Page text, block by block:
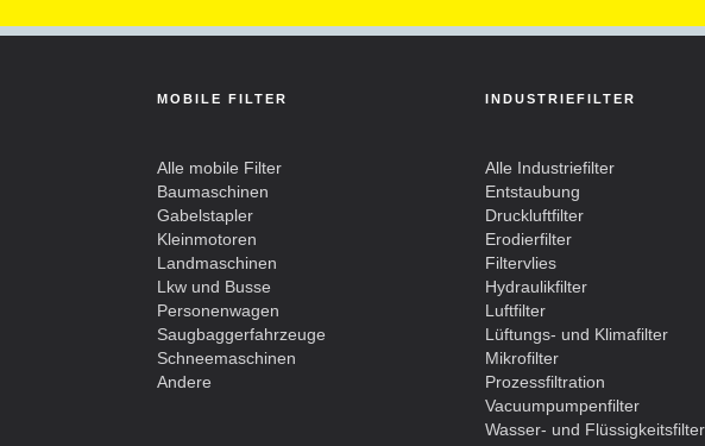
MOBILE FILTER
Alle mobile Filter
Baumaschinen
Gabelstapler
Kleinmotoren
Landmaschinen
Lkw und Busse
Personenwagen
Saugbaggerfahrzeuge
Schneemaschinen
Andere
INDUSTRIEFILTER
Alle Industriefilter
Entstaubung
Druckluftfilter
Erodierfilter
Filtervlies
Hydraulikfilter
Luftfilter
Lüftungs- und Klimafilter
Mikrofilter
Prozessfiltration
Vacuumpumpenfilter
Wasser- und Flüssigkeitsfilter